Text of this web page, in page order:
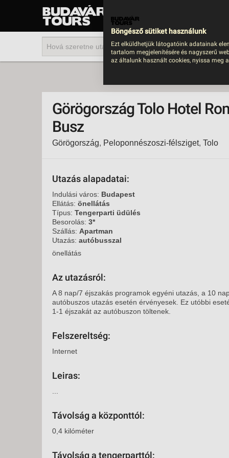
UTAZÁS
Görögország Tolo Hotel
Busz
Görögország, Peloponnészoszi-félsziget, Tolo
Utazás alapadatai:
Indulási város: Budapest
Ellátás: önellátás
Típus: Tengerparti üdülés
Besorolás: 3*
Szállás: Apartman
Utazás: autóbusszal
önellátás
Az utazásról:
A 8 nap/7 éjszakás programok egyéni utazás, a 10
autóbuszos utazás esetén érvényesek. Ez utóbbi
1-1 éjszakát az autóbuszon töltenek.
Felszereltség:
Internet
Leiras:
Távolság a központtól:
0,4 kilóméter
Távolság a tengerparttól:
Böngésző sütiket használunk
Ezt elküldhetjük látogatóink adatainak
tartalom megjelenítésére és nagyszerű
az általunk használt cookies, nyissa meg